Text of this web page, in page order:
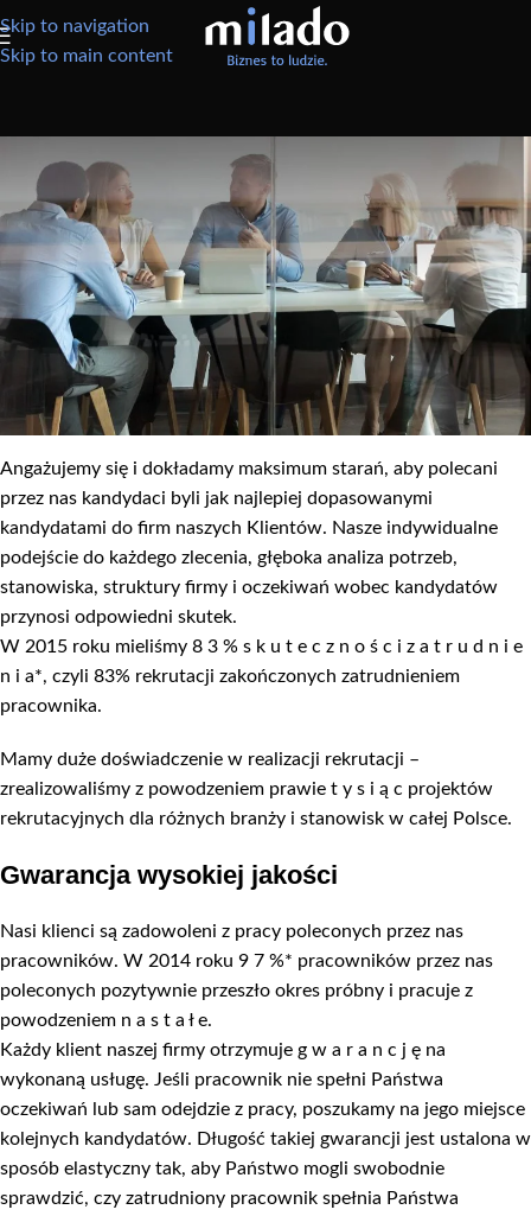
Skip to navigation
Skip to main content
Znajdziemy Państwu szybko,
dobrych pracowników
Dlaczego warto współpracować
właśnie z nami?
Wysoka skuteczność działania
Angażujemy się i dokładamy maksimum starań, aby polecani
przez nas kandydaci byli jak najlepiej dopasowanymi
kandydatami do firm naszych Klientów. Nasze indywidualne
podejście do każdego zlecenia, głęboka analiza potrzeb,
stanowiska, struktury firmy i oczekiwań wobec kandydatów
przynosi odpowiedni skutek.
W 2015 roku mieliśmy 8 3 % s k u t e c z n o ś c i z a t r u d n i e
n i a*, czyli 83% rekrutacji zakończonych zatrudnieniem
pracownika.
Mamy duże doświadczenie w realizacji rekrutacji –
zrealizowaliśmy z powodzeniem prawie t y s i ą c projektów
rekrutacyjnych dla różnych branży i stanowisk w całej Polsce.
Gwarancja wysokiej jakości
Nasi klienci są zadowoleni z pracy poleconych przez nas
pracowników. W 2014 roku 9 7 %* pracowników przez nas
poleconych pozytywnie przeszło okres próbny i pracuje z
powodzeniem n a s t a ł e.
Każdy klient naszej firmy otrzymuje g w a r a n c j ę na
wykonaną usługę. Jeśli pracownik nie spełni Państwa
oczekiwań lub sam odejdzie z pracy, poszukamy na jego miejsce
kolejnych kandydatów. Długość takiej gwarancji jest ustalona w
sposób elastyczny tak, aby Państwo mogli swobodnie
sprawdzić, czy zatrudniony pracownik spełnia Państwa